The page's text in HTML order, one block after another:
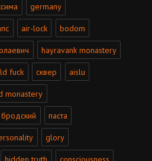
germany
air-lock bodom
hayravank monastery
fuck сквер aislu
monastery
бродский паста
glory